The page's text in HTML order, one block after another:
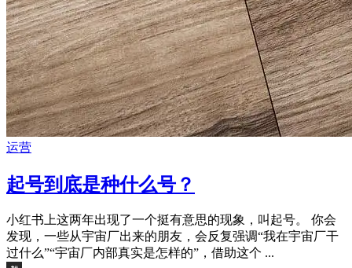
运营
起号到底是种什么号？
小红书上这两年出现了一个挺有意思的现象，叫起号。 你会
发现，一些从宇宙厂出来的朋友，会反复强调“我在宇宙厂干
过什么”“宇宙厂内部真实是怎样的”，借助这个 ...